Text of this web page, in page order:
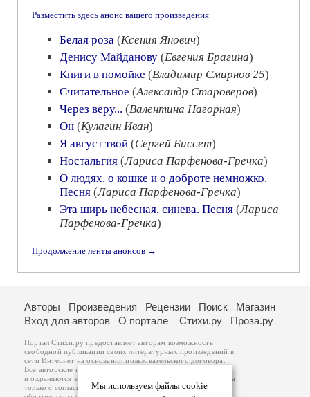
Разместить здесь анонс вашего произведения
Белая роза (Ксения Янович)
Денису Майданову (Евгения Брагина)
Книги в помойке (Владимир Смирнов 25)
Считательное (Александр Староверов)
Через веру... (Валентина Нагорная)
Он (Кулагин Иван)
Я август твой (Сергей Биссет)
Ностальгия (Лариса Парфенова-Гречка)
О людях, о кошке и о доброте немножко.
Песня (Лариса Парфенова-Гречка)
Эта ширь небесная, синева. Песня (Лариса
Парфенова-Гречка)
Продолжение ленты анонсов →
Мы используем файлы cookie
Авторы Произведения Рецензии Поиск
Магазин
Вход для авторов
О портале Стихи.ру Проза.ру
Портал Стихи.ру предоставляет авторам возможность
свободной публикации своих литературных произведений в
сети Интернет на основаниипользовательского договора
Все авторские права на произведения принадлежат авторам
и охраняются законом
. Перепечатка произведений возможна
только с согласия его автора, к которому вы можете